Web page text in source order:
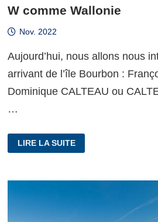
W comme Wallonie
Nov. 2022
Aujourd’hui, nous allons nous
arrivant de l’île Bourbon :
Dominique CALTEAU ou
…
COMME
WALLONIE
LIRE LA SUITE